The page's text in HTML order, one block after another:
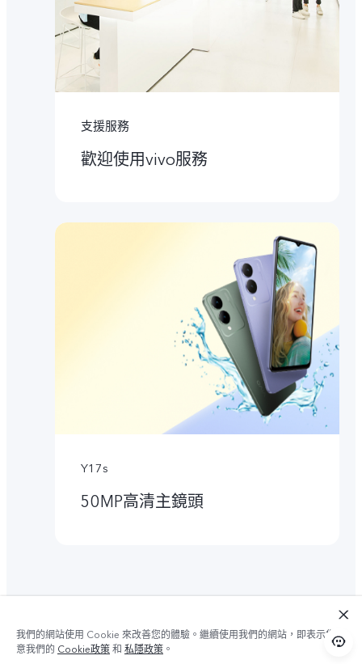
支援服務
歡迎使用vivo服務
Y17s
50MP高清主鏡頭
我們的網站使用 Cookie 來改善您的體驗。繼續使用我們的網站，即表示您同
意我們的 Cookie政策和 私隱政策 。